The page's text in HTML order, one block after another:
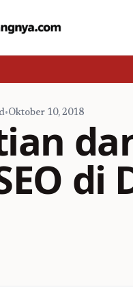
•Oktober 10, 2018
di